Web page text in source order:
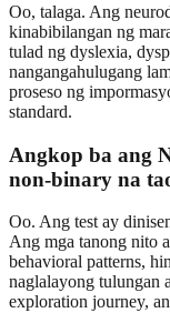
Oo, talaga. Ang
kinabibilangan ng
tulad ng dyslexia,
nangangahulugang
proseso ng
standard.
Angkop ba ang
non-binary na
Oo. Ang test ay
Ang mga tanong nito
behavioral patterns,
naglalayong tulungan
exploration journey,